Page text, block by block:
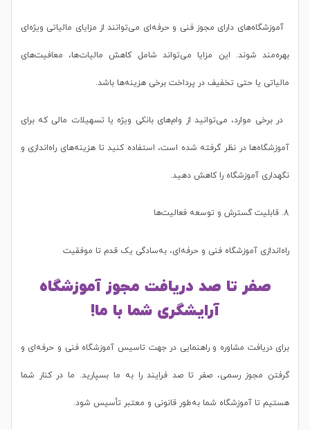
آموزشگاه‌های دارای مجوز فنی و حرفه‌ای می‌توانند از مزایای مالیاتی ویژه‌ای
بهره‌مند شوند. این مزایا می‌تواند شامل کاهش مالیات‌ها، معافیت‌های
مالیاتی یا حتی تخفیف در پرداخت برخی هزینه‌ها باشد.
در برخی موارد، می‌توانید از وام‌های بانکی ویژه یا تسهیلات مالی که برای
آموزشگاه‌ها در نظر گرفته شده است، استفاده کنید تا هزینه‌های راه‌اندازی و
نگهداری آموزشگاه را کاهش دهید.
8. قابلیت گسترش و توسعه فعالیت‌ها
راه‌اندازی آموزشگاه فنی و حرفه‌ای، به‌سادگی یک قدم تا موفقیت
صفر تا صد دریافت مجوز آموزشگاه
آرایشگری شما با ما!
برای دریافت مشاوره و راهنمایی در جهت تاسیس آموزشگاه فنی و حرفه‌ای و
گرفتن مجوز رسمی، صفر تا صد فرایند را به ما بسپارید. ما در کنار شما
هستیم تا آموزشگاه شما به‌طور قانونی و معتبر تأسیس شود.